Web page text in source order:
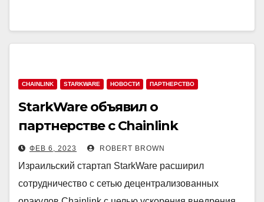
CHAINLINK STARKWARE НОВОСТИ ПАРТНЕРСТВО
StarkWare объявил о
партнерстве с Chainlink
ФЕВ 6, 2023 ROBERT BROWN
Израильский стартап StarkWare расширил
сотрудничество с сетью децентрализованных